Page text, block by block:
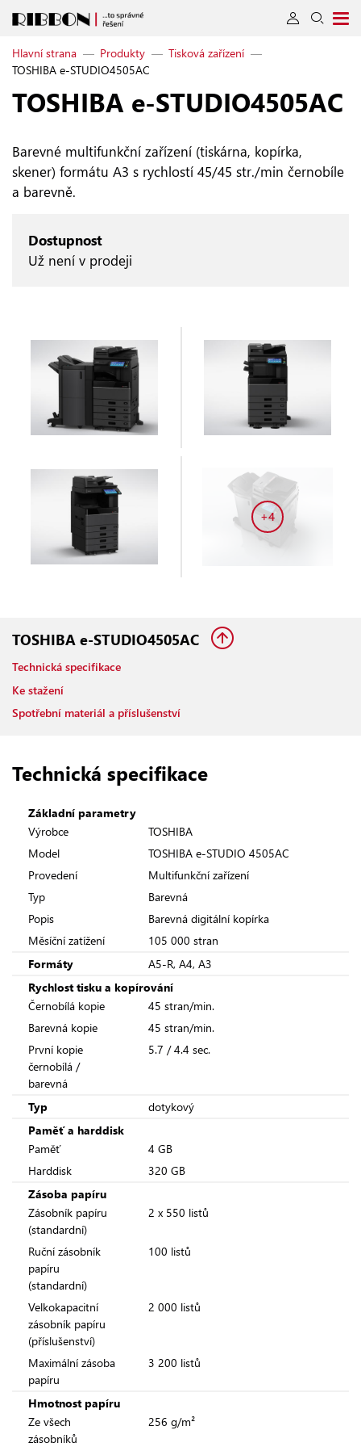
Hlavní strana — Produkty — Tisková zařízení —
TOSHIBA e-STUDIO4505AC
+4
TOSHIBA e‑STUDIO4505AC
Barevné multifunkční zařízení (tiskárna, kopírka,
skener) formátu A3 s rychlostí 45/45 str./min černobíle
a barevně.
Dostupnost
Už není v prodeji
TOSHIBA e-STUDIO4505AC
Technická specifikace
Ke stažení
Spotřební materiál a příslušenství
Technická specifikace
Základní parametry
Výrobce
TOSHIBA
Model
TOSHIBA e-STUDIO 4505AC
Provedení
Multifunkční zařízení
Typ
Barevná
Popis
Barevná digitální kopírka
Měsíční zatížení
105 000 stran
Formáty
A5-R, A4, A3
Rychlost tisku a kopírování
Černobílá kopie
45 stran/min.
Barevná kopie
45 stran/min.
První kopie
černobílá /
barevná
5.7 / 4.4 sec.
Typ
dotykový
Paměť a harddisk
Paměť
4 GB
Harddisk
320 GB
Zásoba papíru
Zásobník papíru
(standardní)
2 x 550 listů
Ruční zásobník
papíru
(standardní)
100 listů
Velkokapacitní
zásobník papíru
(příslušenství)
2 000 listů
Maximální zásoba
papíru
3 200 listů
Hmotnost papíru
Ze všech
zásobníků
256 g/m²